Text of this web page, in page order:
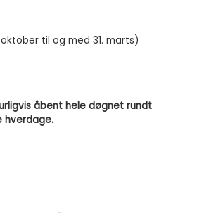
oktober til og med 31. marts)
åbent hele døgnet rundt
hverdage.